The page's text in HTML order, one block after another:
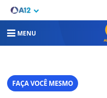
MENU
FAÇA VOCÊ MESMO